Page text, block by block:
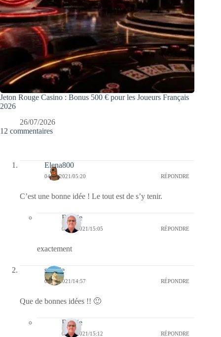
Jeton Rouge Casino : Bonus 500 € pour les Joueurs Français
2026
26/07/2026
12 commentaires
Elena800
04/01/2021/05:20 RÉPONDRE
C’est une bonne idée ! Le tout est de s’y tenir.
Bernie
04/01/2021/15:05 RÉPONDRE
exactement
sophie
03/01/2021/14:57 RÉPONDRE
Que de bonnes idées !! 🙂
Bernie
04/01/2021/15:12 RÉPONDRE